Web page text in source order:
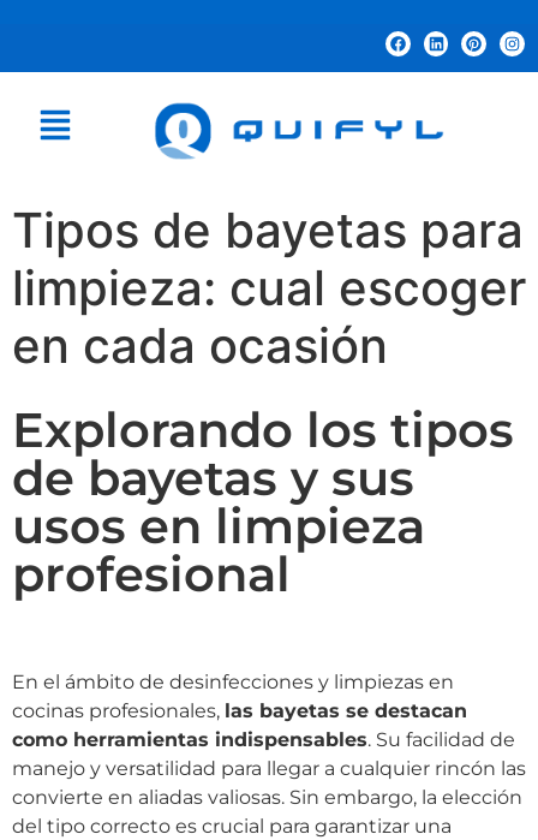
Tipos de bayetas para
limpieza: cual escoger
en cada ocasión
Explorando los tipos
de bayetas y sus
usos en limpieza
profesional
En el ámbito de desinfecciones y limpiezas en
cocinas profesionales, las bayetas se destacan
como herramientas indispensables. Su facilidad de
manejo y versatilidad para llegar a cualquier rincón las
convierte en aliadas valiosas. Sin embargo, la elección
del tipo correcto es crucial para garantizar una